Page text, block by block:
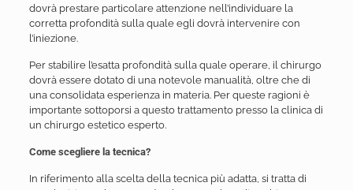
dovrà prestare particolare attenzione nell’individuare la
corretta profondità sulla quale egli dovrà intervenire con
l’iniezione.
Per stabilire l’esatta profondità sulla quale operare, il chirurgo
dovrà essere dotato di una notevole manualità, oltre che di
una consolidata esperienza in materia. Per queste ragioni è
importante sottoporsi a questo trattamento presso la clinica di
un chirurgo estetico esperto.
Come scegliere la tecnica?
In riferimento alla scelta della tecnica più adatta, si tratta di